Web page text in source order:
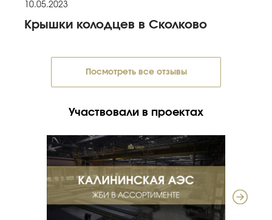
10.05.2023
Крышки колодцев в Сколково
Посмотреть все отзывы
Участвовали в проектах